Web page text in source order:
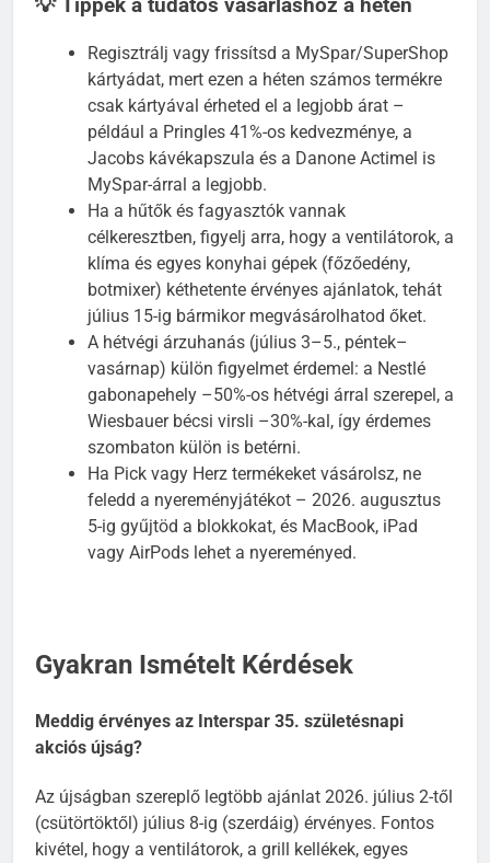
💡 Tippek a tudatos vásárláshoz a héten
Regisztrálj vagy frissítsd a MySpar/SuperShop
kártyádat, mert ezen a héten számos termékre
csak kártyával érheted el a legjobb árat –
például a Pringles 41%-os kedvezménye, a
Jacobs kávékapszula és a Danone Actimel is
MySpar-árral a legjobb.
Ha a hűtők és fagyasztók vannak
célkeresztben, figyelj arra, hogy a ventilátorok, a
klíma és egyes konyhai gépek (főzőedény,
botmixer) kéthetente érvényes ajánlatok, tehát
július 15-ig bármikor megvásárolhatod őket.
A hétvégi árzuhanás (július 3–5., péntek–
vasárnap) külön figyelmet érdemel: a Nestlé
gabonapehely –50%-os hétvégi árral szerepel, a
Wiesbauer bécsi virsli –30%-kal, így érdemes
szombaton külön is betérni.
Ha Pick vagy Herz termékeket vásárolsz, ne
feledd a nyereményjátékot – 2026. augusztus
5-ig gyűjtöd a blokkokat, és MacBook, iPad
vagy AirPods lehet a nyereményed.
Gyakran Ismételt Kérdések
Meddig érvényes az Interspar 35. születésnapi
akciós újság?
Az újságban szereplő legtöbb ajánlat 2026. július 2-től
(csütörtöktől) július 8-ig (szerdáig) érvényes. Fontos
kivétel, hogy a ventilátorok, a grill kellékek, egyes